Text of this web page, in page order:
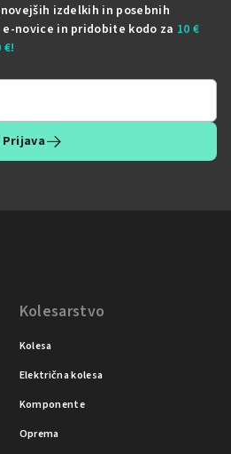
izdelkih in posebnih
novice in pridobite kodo za 10 €
Prijava
Kolesarstvo
Kolesa
Električna kolesa
Komponente
Oprema